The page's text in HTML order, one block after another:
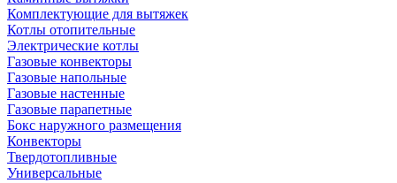
Комплектующие для вытяжек
Котлы отопительные
Электрические котлы
Газовые конвекторы
Газовые напольные
Газовые настенные
Газовые парапетные
Бокс наружного размещения
Конвекторы
Твердотопливные
Универсальные